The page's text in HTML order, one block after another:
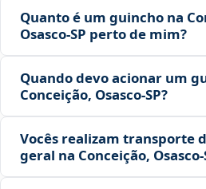
Quanto é um guincho na
Osasco‑SP perto de mim?
Quando devo acionar um
Conceição, Osasco‑SP?
Vocês realizam transporte
geral na Conceição,